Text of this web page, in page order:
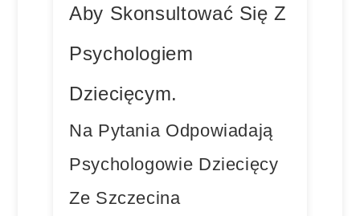
Aby Skonsultować Się Z
Psychologiem
Dziecięcym.
Na Pytania Odpowiadają
Psychologowie Dziecięcy
Ze Szczecina